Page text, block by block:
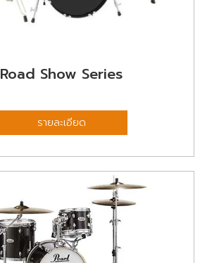
Road Show Series
รายละเอียด